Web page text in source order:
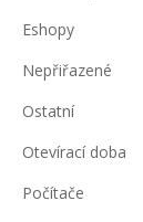
Eshopy
Nepřiřazené
Ostatní
Otevírací doba
Počítače